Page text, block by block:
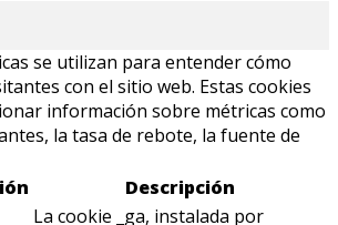
se utilizan para entender cómo
con el sitio web. Estas cookies
información sobre métricas como
la tasa de rebote, la fuente de
Descripción
La cookie _ga, instalada por